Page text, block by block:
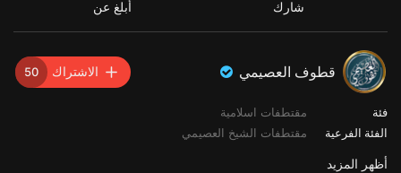
شارك أبلغ عن
قطوف العصيمي الاشتراك 50
فئة
مقتطفات اسلامية
الفئة الفرعية
مقتطفات الشيخ العصيمي
أظهر المزيد